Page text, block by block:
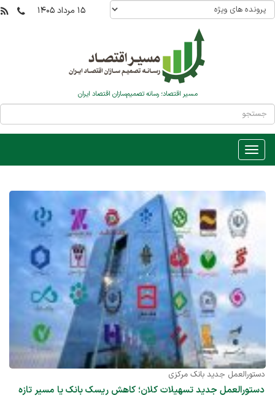
۱۵ مرداد ۱۴۰۵
مسیر اقتصاد؛ رسانه تصمیم‌سازان اقتصاد ایران
دستورالعمل جدید بانک مرکزی
دستورالعمل جدید تسهیلات کلان؛ کاهش ریسک بانک یا مسیر تازه